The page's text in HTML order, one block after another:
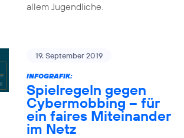
allem Jugendliche.
19. September 2019
INFOGRAFIK:
Spielregeln gegen
Cybermobbing – für
ein faires Miteinander
im Netz